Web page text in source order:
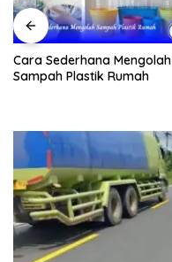
Cara Sederhana Mengolah
Sampah Plastik Rumah